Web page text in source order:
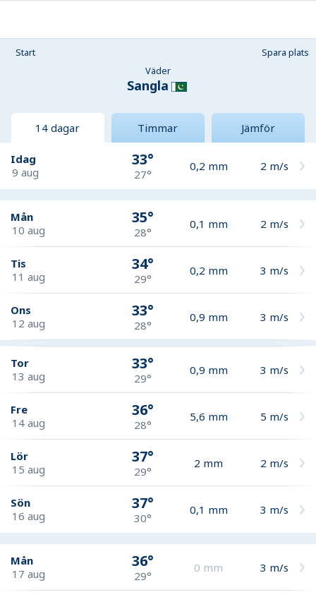
Start
Spara plats
Väder
Sangla
14 dagar Timmar Jämför
Idag
9 aug
33°
27°
0,2 mm 2 m/s
Mån
10 aug
35°
28°
0,1 mm 2 m/s
Tis
11 aug
34°
29°
0,2 mm 3 m/s
Ons
12 aug
33°
28°
0,9 mm 3 m/s
Tor
13 aug
33°
29°
0,9 mm 3 m/s
Fre
14 aug
36°
28°
5,6 mm 5 m/s
Lör
15 aug
37°
29°
2 mm 2 m/s
Sön
16 aug
37°
30°
0,1 mm 3 m/s
Mån
17 aug
36°
29°
0 mm 3 m/s